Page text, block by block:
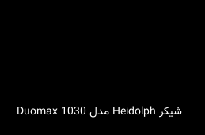
اطلاعات بیشتر
شیکر Heidolph مدل Duomax 1030